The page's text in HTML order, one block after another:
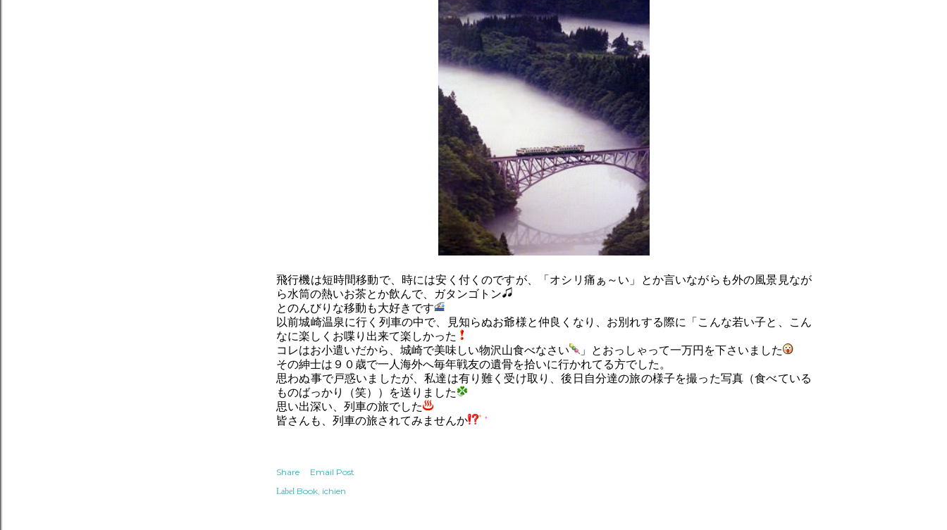
飛行機は短時間移動で、時には安く付くのですが、「オシリ痛ぁ～い」とか言いながらも外の風景見なが
ら水筒の熱いお茶とか飲んで、ガタンゴトン
とのんびりな移動も大好きです
以前城崎温泉に行く列車の中で、見知らぬお爺様と仲良くなり、お別れする際に「こんな若い子と、こん
なに楽しくお喋り出来て楽しかった
コレはお小遣いだから、城崎で美味しい物沢山食べなさい
」とおっしゃって一万円を下さいました
その紳士は９０歳で一人海外へ毎年戦友の遺骨を拾いに行かれてる方でした。
思わぬ事で戸惑いましたが、私達は有り難く受け取り、後日自分達の旅の様子を撮った写真（食べている
ものばっかり（笑））を送りました
思い出深い、列車の旅でした
皆さんも、列車の旅されてみませんか
Share Email Post
Label Book ichien